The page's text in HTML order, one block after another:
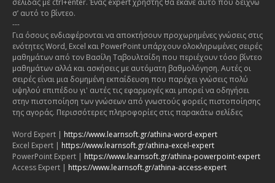
σ’ αυτό το βίντεο.
---
Για όσους ενδιαφέρονται να αποκτήσουν προχωρημένες γνώσεις στις
ενότητες Word, Excel και PowerPoint υπάρχουν ολοκληρωμένες σειρές
μαθημάτων από τον Βασίλη Ταβουλτσίδη που περιέχουν τόσο βίντεο
μαθημάτων αλλά και ασκήσεις με αυτόματη βαθμολόγηση. Αυτές οι
σειρές είναι μια δομημένη εκπαίδευση που παρέχει γνώσεις πολύ
υψηλού επιπέδου γι' αυτές τις εφαρμογές και μπορεί να οδηγήσει
στην πιστοποίηση των γνώσεων από γνωστούς φορείς πιστοποίησης
της αγοράς. Περισσότερες πληροφορίες στις παρακάτω σελίδες
Word Expert | https://www.learnsoft.gr/athina-word-expert
Excel Expert | https://www.learnsoft.gr/athina-excel-expert
PowerPoint Expert | https://www.learnsoft.gr/athina-powerpoint-expert
Access Expert | https://www.learnsoft.gr/athina-access-expert